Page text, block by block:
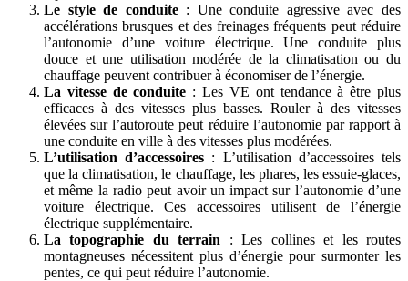
Le style de conduite: Une conduite agressive avec des
accélérations brusques et des freinages fréquents peut réduire
l’autonomie d’une voiture électrique. Une conduite plus
douce et une utilisation modérée de la climatisation ou du
chauffage peuvent contribuer à économiser de l’énergie.
La vitesse de conduite : Les VE ont tendance à être plus
efficaces à des vitesses plus basses. Rouler à des vitesses
élevées sur l’autoroute peut réduire l’autonomie par rapport à
une conduite en ville à des vitesses plus modérées.
L’utilisation d’accessoires : L’utilisation d’accessoires tels
que la climatisation, le chauffage, les phares, les essuie-glaces,
et même la radio peut avoir un impact sur l’autonomie d’une
voiture électrique. Ces accessoires utilisent de l’énergie
électrique supplémentaire.
La topographie du terrain : Les collines et les routes
montagneuses nécessitent plus d’énergie pour surmonter les
pentes, ce qui peut réduire l’autonomie.